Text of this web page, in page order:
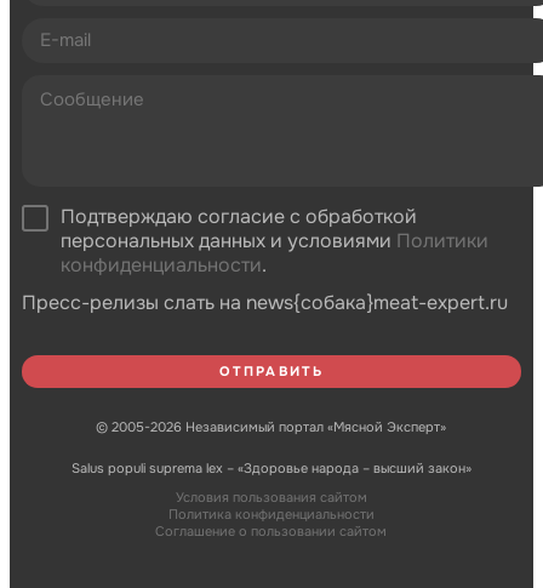
Подтверждаю согласие с обработкой
персональных данных и условиями Политики
конфиденциальности.
Пресс-релизы слать на news{собака}meat-expert.ru
© 2005-2026 Независимый портал «Мясной Эксперт»
Salus populi suprema lex – «Здоровье народа – высший закон»
Условия пользования сайтом
Политика конфиденциальности
Соглашение о пользовании сайтом